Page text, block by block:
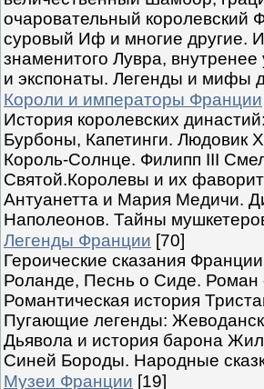
очаровательный королевский
суровый Иф и многие другие.
знаменитого Лувра, внутренее
и экспонаты. Легенды и мифы
Короли и императоры Франции
История королевских
Бурбоны, Капетинги. Людовик
Король-Солнце. Филипп III
Святой.Королевы и их
Антуанетта и Мария Медичи.
Наполеонов. Тайны
Легенды Франции [70]
Героические сказания
Роланде, Песнь о Сиде. Роман
Романтическая история
Пугающие легенды:
Дьявола и история барона
Синей Бороды. Народные
Музеи Франции [19]